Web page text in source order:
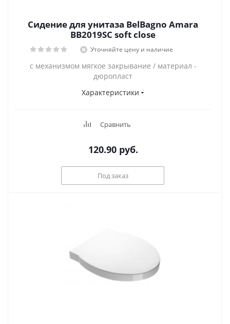
Сидение для унитаза BelBagno Amara
BB2019SC soft close
Уточняйте цену и наличие
с механизмом мягкое закрывание / материал -
дюропласт
Характеристики
Сравнить
120.90 руб.
Под заказ